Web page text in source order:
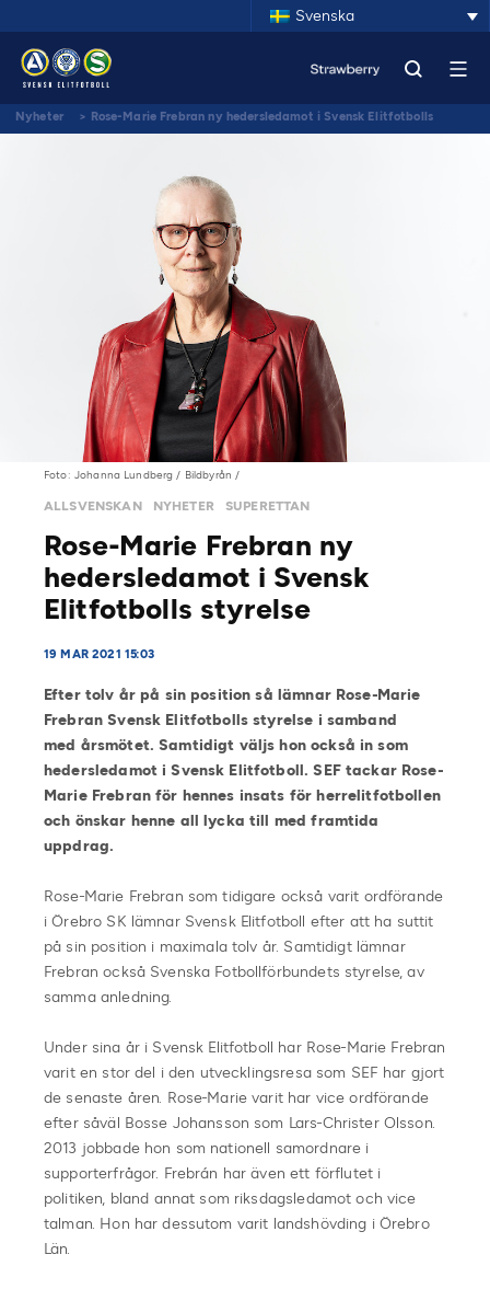
Svenska
Nyheter > Rose-Marie Frebran ny hedersledamot i Svensk Elitfotbolls
Foto: Johanna Lundberg / Bildbyrån /
ALLSVENSKAN NYHETER SUPERETTAN
Rose-Marie Frebran ny
hedersledamot i Svensk
Elitfotbolls styrelse
19 MAR 2021 15:03
Efter tolv år på sin position så lämnar Rose-Marie
Frebran Svensk Elitfotbolls styrelse i samband
med årsmötet. Samtidigt väljs hon också in som
hedersledamot i Svensk Elitfotboll. SEF tackar Rose-
Marie Frebran för hennes insats för herrelitfotbollen
och önskar henne all lycka till med framtida
uppdrag.
Rose-Marie Frebran som tidigare också varit ordförande
i Örebro SK lämnar Svensk Elitfotboll efter att ha suttit
på sin position i maximala tolv år. Samtidigt lämnar
Frebran också Svenska Fotbollförbundets styrelse, av
samma anledning.
Under sina år i Svensk Elitfotboll har Rose-Marie Frebran
varit en stor del i den utvecklingsresa som SEF har gjort
de senaste åren. Rose-Marie varit har vice ordförande
efter såväl Bosse Johansson som Lars-Christer Olsson.
2013 jobbade hon som nationell samordnare i
supporterfrågor. Frebrán har även ett förflutet i
politiken, bland annat som riksdagsledamot och vice
talman. Hon har dessutom varit landshövding i Örebro
Län.